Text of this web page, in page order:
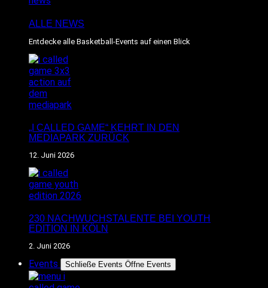
ALLE NEWS
Entdecke alle Basketball-Events auf einen Blick
„I CALLED GAME“ KEHRT IN DEN
MEDIAPARK ZURÜCK
12. Juni 2026
230 NACHWUCHSTALENTE BEI YOUTH
EDITION IN KÖLN
2. Juni 2026
Events Schließe Events Öffne Events